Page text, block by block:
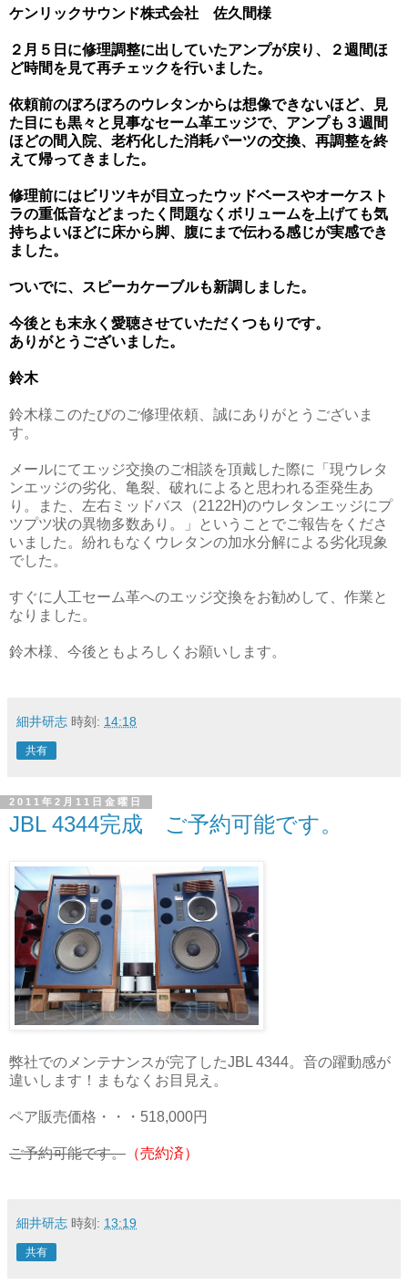
ケンリックサウンド株式会社 佐久間様
２月５日に修理調整に出していたアンプが戻り、２週間ほ
ど時間を見て再チェックを行いました。
依頼前のぼろぼろのウレタンからは想像できないほど、見
た目にも黒々と見事なセーム革エッジで、アンプも３週間
ほどの間入院、老朽化した消耗パーツの交換、再調整を終
えて帰ってきました。
修理前にはビリツキが目立ったウッドベースやオーケスト
ラの重低音などまったく問題なくボリュームを上げても気
持ちよいほどに床から脚、腹にまで伝わる感じが実感でき
ました。
ついでに、スピーカケーブルも新調しました。
今後とも末永く愛聴させていただくつもりです。
ありがとうございました。
鈴木
鈴木様このたびのご修理依頼、誠にありがとうございま
す。
メールにてエッジ交換のご相談を頂戴した際に「現ウレタ
ンエッジの劣化、亀裂、破れによると思われる歪発生あ
り。また、左右ミッドバス（2122H)のウレタンエッジにプ
ツプツ状の異物多数あり。」ということでご報告をくださ
いました。紛れもなくウレタンの加水分解による劣化現象
でした。
すぐに人工セーム革へのエッジ交換をお勧めして、作業と
なりました。
鈴木様、今後ともよろしくお願いします。
細井研志 時刻: 14:18
共有
2011年2月11日金曜日
JBL 4344完成 ご予約可能です。
弊社でのメンテナンスが完了したJBL 4344。音の躍動感が
違いします！まもなくお目見え。
ペア販売価格・・・518,000円
ご予約可能です。 （売約済）
細井研志 時刻: 13:19
共有